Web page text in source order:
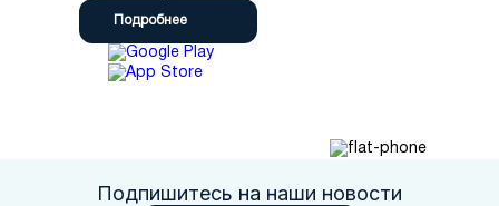
Подробнее
Подпишитесь на наши новости